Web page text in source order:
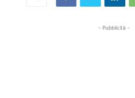
- Pubblicità -